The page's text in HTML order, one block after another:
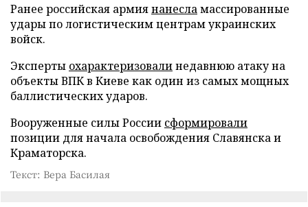
Ранее российская армиянанесламассированные
удары по логистическим центрам украинских
войск.
Эксперты охарактеризовалинедавнюю атаку на
объекты ВПК в Киеве как один из самых мощных
баллистических ударов.
Вооруженные силы России сформировали
позиции для начала освобождения Славянска и
Краматорска.
Текст: Вера Басилая